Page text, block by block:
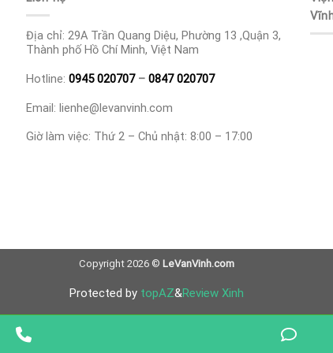
Địa chỉ: 29A Trần Quang Diệu, Phường 13 ,Quận 3,
Thành phố Hồ Chí Minh, Việt Nam
Hotline: 0945 020707– 0847 020707
Email: lienhe@levanvinh.com
Giờ làm việc: Thứ 2 – Chủ nhật: 8:00 – 17:00
Copyright 2026 © LeVanVinh.com
Protected by topAZ&Review Xinh